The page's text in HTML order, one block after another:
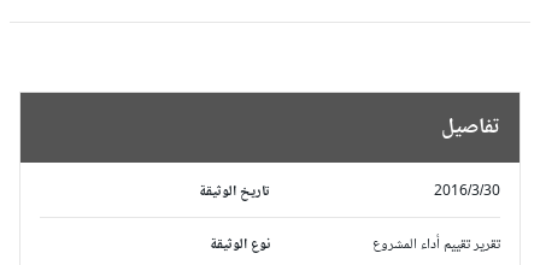
تفاصيل
تاريخ الوثيقة 2016/3/30
نوع الوثيقة تقرير تقييم أداء المشروع